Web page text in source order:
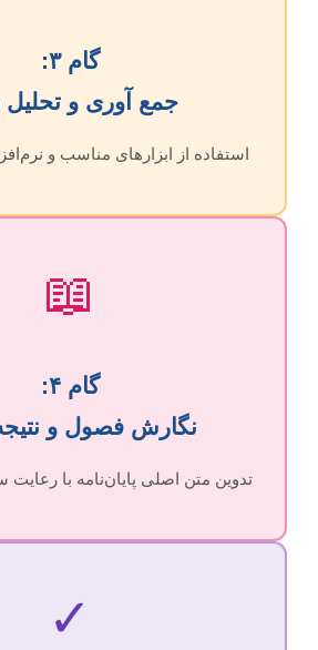
گام ۳:
جمع آوری و تحلیل
استفاده از ابزارهای مناسب و
📖
گام ۴:
نگارش فصول و
تدوین متن اصلی پایان‌نامه با رعایت
✓️